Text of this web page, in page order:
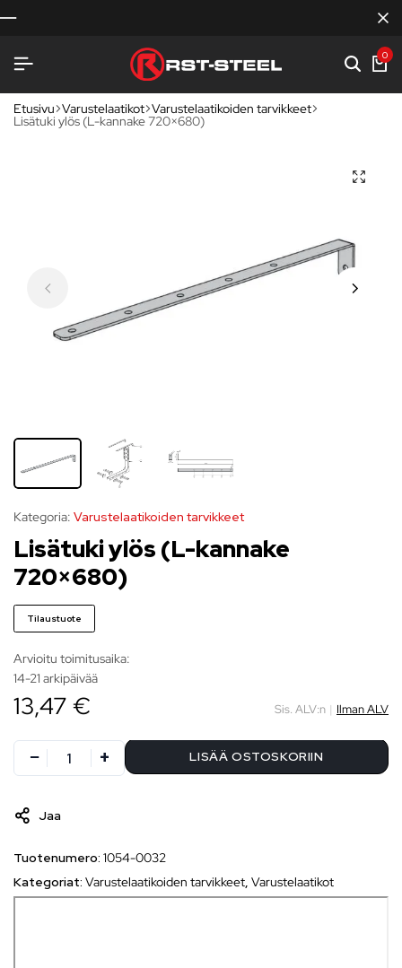
0
Etusivu Varustelaatikot Varustelaatikoiden tarvikkeet
Lisätuki ylös (L-kannake 720×680)
Kategoria: Varustelaatikoiden tarvikkeet
Lisätuki ylös (L-kannake
720×680)
Tilaustuote
Arvioitu toimitusaika:
14-21 arkipäivää
13,47 € Sis. ALV:n | Ilman ALV
LISÄÄ OSTOSKORIIN
Jaa
Tuotenumero: 1054-0032
Kategoriat: Varustelaatikoiden tarvikkeet, Varustelaatikot